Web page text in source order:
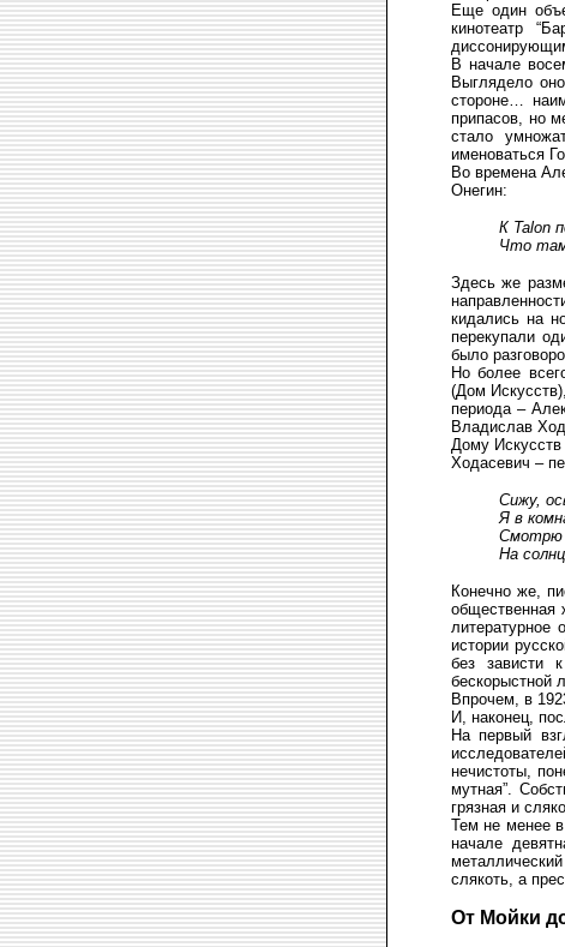
Еще один
кинотеатр
В начале
Выглядело
стороне…
припасов, но
стало
именоваться
Во времена
Онегин:
К Talon
Что там
Здесь же
кидались на
перекупали
было
Но более
(Дом
периода –
Владислав
Дому
Ходасевич –
Сижу,
Я в
Смотрю
На
Конечно же,
общественная
литературное
истории
без зависти
бескорыстной
Впрочем, в
И, наконец,
На первый
нечистоты,
мутная”.
грязная и
Тем не менее
начале
слякоть, а
От Мойки